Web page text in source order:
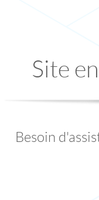
Site
Besoin